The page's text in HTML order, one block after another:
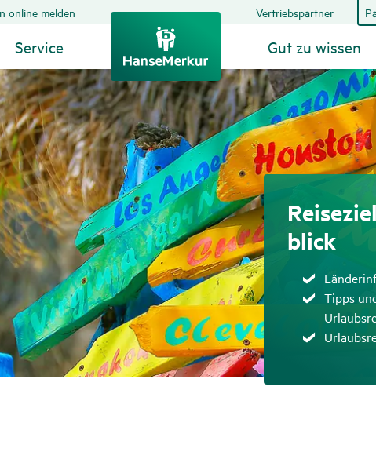
online melden Vertriebspartner
Service Gut zu wissen
blick
Tipps